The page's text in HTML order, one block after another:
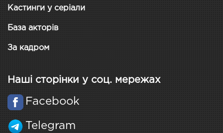
Кастинги у серіали
База акторів
За кадром
Наші сторінки у соц. мережах
Facebook
Telegram